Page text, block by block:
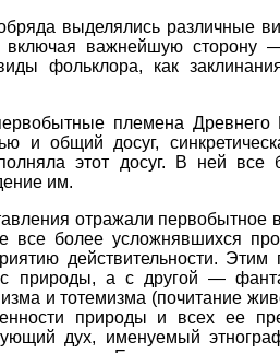
выделялись различные
важнейшую сторону
фольклора, как
племена Древнего
и общий досуг,
этот досуг. В ней все
им.
отражали первобытное
все более усложнявшихся
действительности.
природы, а с другой —
и тотемизма (почитание
природы и всех ее
дух, именуемый